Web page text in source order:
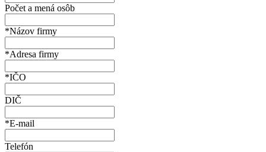
Počet a mená osôb
*Názov firmy
*Adresa firmy
*IČO
DIČ
*E-mail
Telefón